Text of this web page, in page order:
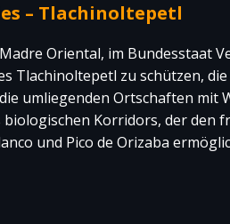
– Tlachinoltepetl
Oriental, im Bundesstaat
Tlachinoltepetl zu schützen, die
umliegenden Ortschaften mit
Korridors, der den
und Pico de Orizaba